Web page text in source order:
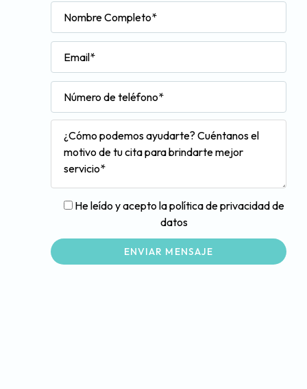
He leído y acepto la política de privacidad de
datos